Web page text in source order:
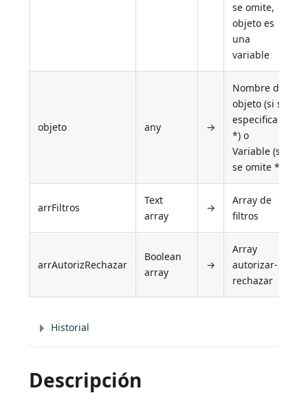
se omite,
objeto es
una
variable
objeto any →
Nombre de
objeto (si se
especifica
*) o
Variable (si
se omite *)
arrFiltros
Text
array
→
Array de
filtros
arrAutorizRechazar
Boolean
array
→
Array
autorizar-
rechazar
Historial
Descripción